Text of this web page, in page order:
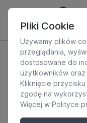
Pliki Cookie
Używamy plików
przeglądania,
dostosowane do
użytkowników oraz
Kliknięcie
zgodę na
Więcej w Polityce